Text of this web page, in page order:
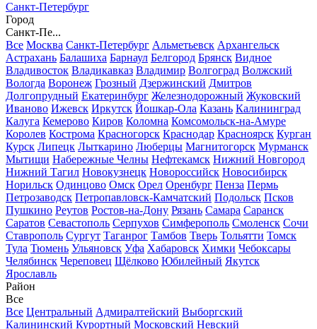
Санкт-Петербург
Город
Санкт-Пе...
Все Москва Санкт-Петербург Альметьевск Архангельск
Астрахань Балашиха Барнаул Белгород Брянск Видное
Владивосток Владикавказ Владимир Волгоград Волжский
Вологда Воронеж Грозный Дзержинский Дмитров
Долгопрудный Екатеринбург Железнодорожный Жуковский
Иваново Ижевск Иркутск Йошкар-Ола Казань Калининград
Калуга Кемерово Киров Коломна Комсомольск-на-Амуре
Королев Кострома Красногорск Краснодар Красноярск Курган
Курск Липецк Лыткарино Люберцы Магнитогорск Мурманск
Мытищи Набережные Челны Нефтекамск Нижний Новгород
Нижний Тагил Новокузнецк Новороссийск Новосибирск
Норильск Одинцово Омск Орел Оренбург Пенза Пермь
Петрозаводск Петропавловск-Камчатский Подольск Псков
Пушкино Реутов Ростов-на-Дону Рязань Самара Саранск
Саратов Севастополь Серпухов Симферополь Смоленск Сочи
Ставрополь Сургут Таганрог Тамбов Тверь Тольятти Томск
Тула Тюмень Ульяновск Уфа Хабаровск Химки Чебоксары
Челябинск Череповец Щёлково Юбилейный Якутск
Ярославль
Район
Все
Все Центральный Адмиралтейский Выборгский
Калининский Курортный Московский Невский